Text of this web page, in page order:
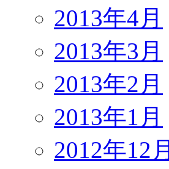
2013年4月
2013年3月
2013年2月
2013年1月
2012年12月